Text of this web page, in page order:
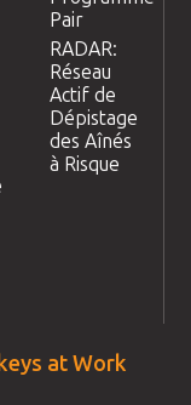
Pair
RADAR:
Réseau
Actif de
Dépistage
des Aînés
à Risque
at Work